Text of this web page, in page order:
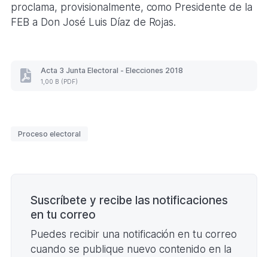
proclama, provisionalmente, como Presidente de la
FEB a Don José Luis Díaz de Rojas.
Acta 3 Junta Electoral - Elecciones 2018
1,00 B (PDF)
Acta
Elecciones
Proceso electoral
Suscríbete y recibe las notificaciones
en tu correo
Puedes recibir una notificación en tu correo
cuando se publique nuevo contenido en la